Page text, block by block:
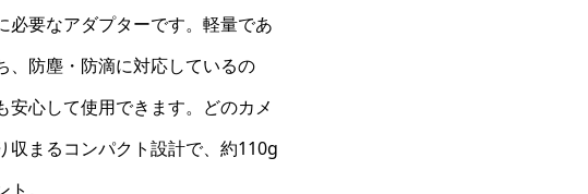
必要なアダプターです。軽量であ
、防塵・防滴に対応しているの
安心して使用できます。どのカメ
収まるコンパクト設計で、約110g